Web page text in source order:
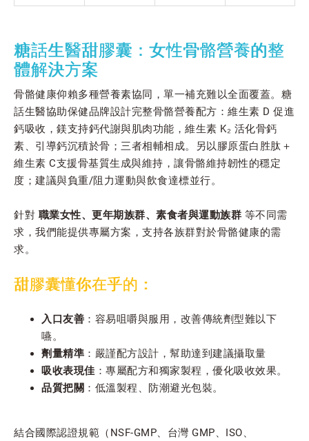
糖話生醫甜膠囊：女性骨骼營養的整
體解決方案
骨骼健康仰賴多種營養素協同，單一補充難以全面覆蓋。糖
話生醫協助保健品牌設計完整骨骼營養配方：維生素 D 促進
鈣吸收，鎂支持鈣代謝與肌肉功能，維生素 K₂ 活化骨鈣
素、引導鈣沉積於骨；三者相輔相成。另以膠原蛋白胜肽＋
維生素 C支援骨基質生成與維持，讓骨骼維持韌性的穩定
度；建議與負重/阻力運動與飲食達標並行。
針對 職業女性、更年期族群、素食者與運動族群 等不同需
求，我們能提供專屬方案，支持各族群對於骨骼健康的需
求。
甜膠囊懂你在乎的：
入口友善 ：容易咀嚼與服用，改善傳統劑型難以下
嚥。
劑量精準 ：嚴謹配方設計，幫助達到建議攝取量
吸收表現佳 ：專屬配方和獨家製程，優化吸收效果。
品質把關 ：低溫製程、防潮避光包裝。
結合國際認證規範（NSF-GMP、台灣 GMP、ISO、